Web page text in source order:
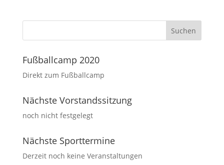
Fußballcamp 2020
Direkt zum Fußballcamp
Nächste Vorstandssitzung
noch nicht festgelegt
Nächste Sporttermine
Derzeit noch keine Veranstaltungen